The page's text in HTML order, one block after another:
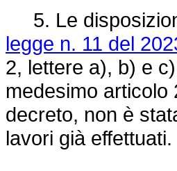
5. Le
legge n. 11 del
2, lettere a), b) e
medesimo articolo
decreto, non è
lavori già effettuati.